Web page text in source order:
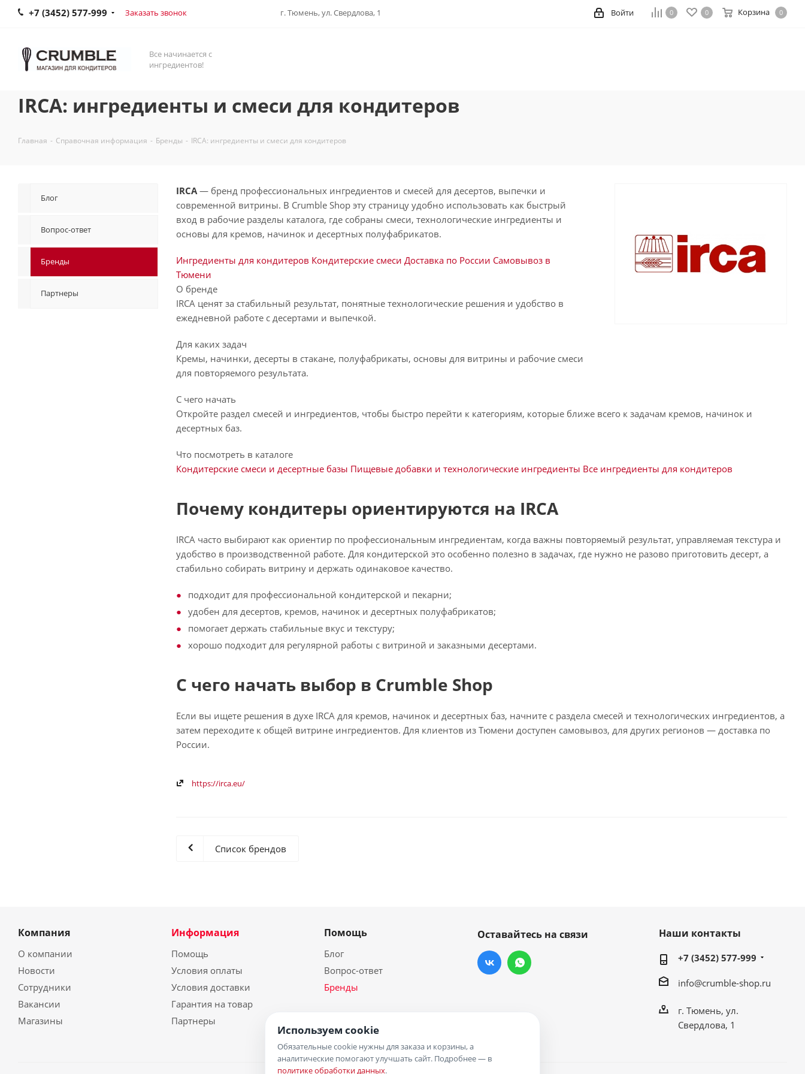
+7 (3452) 577-999 Заказать звонок г. Тюмень, ул. Свердлова, 1 0 0 Корзина 0
Войти
Все начинается с
ингредиентов!
IRCA: ингредиенты и смеси для кондитеров
Главная - Справочная информация - Бренды - IRCA: ингредиенты и смеси для кондитеров
IRCA— бренд профессиональных ингредиентов и смесей для десертов, выпечки и
современной витрины. В Crumble Shop эту страницу удобно использовать как быстрый
вход в рабочие разделы каталога, где собраны смеси, технологические ингредиенты и
основы для кремов, начинок и десертных полуфабрикатов.
Ингредиенты для кондитеров Кондитерские смеси Доставка по России Самовывоз в
Тюмени
О бренде
IRCA ценят за стабильный результат, понятные технологические решения и удобство в
ежедневной работе с десертами и выпечкой.
Для каких задач
Кремы, начинки, десерты в стакане, полуфабрикаты, основы для витрины и рабочие смеси
для повторяемого результата.
С чего начать
Откройте раздел смесей и ингредиентов, чтобы быстро перейти к категориям, которые ближе всего к задачам кремов, начинок и
десертных баз.
Что посмотреть в каталоге
Кондитерские смеси и десертные базы Пищевые добавки и технологические ингредиенты Все ингредиенты для кондитеров
Почему кондитеры ориентируются на IRCA
IRCA часто выбирают как ориентир по профессиональным ингредиентам, когда важны повторяемый результат, управляемая текстура и
удобство в производственной работе. Для кондитерской это особенно полезно в задачах, где нужно не разово приготовить десерт, а
стабильно собирать витрину и держать одинаковое качество.
подходит для профессиональной кондитерской и пекарни;
удобен для десертов, кремов, начинок и десертных полуфабрикатов;
помогает держать стабильные вкус и текстуру;
хорошо подходит для регулярной работы с витриной и заказными десертами.
С чего начать выбор в Crumble Shop
Если вы ищете решения в духе IRCA для кремов, начинок и десертных баз, начните с раздела смесей и технологических ингредиентов, а
затем переходите к общей витрине ингредиентов. Для клиентов из Тюмени доступен самовывоз, для других регионов — доставка по
России.
https://irca.eu/
Список брендов
Блог
Вопрос-ответ
Бренды
Партнеры
Компания
О компании
Новости
Сотрудники
Вакансии
Магазины
Информация
Помощь
Условия оплаты
Условия доставки
Гарантия на товар
Партнеры
Помощь
Блог
Вопрос-ответ
Бренды
Оставайтесь на связи Наши контакты
+7 (3452) 577-999
info@crumble-shop.ru
г. Тюмень, ул.
Свердлова, 1
Используем cookie
Обязательные cookie нужны для заказа и корзины, а
аналитические помогают улучшать сайт. Подробнее — в
политике обработки данных.